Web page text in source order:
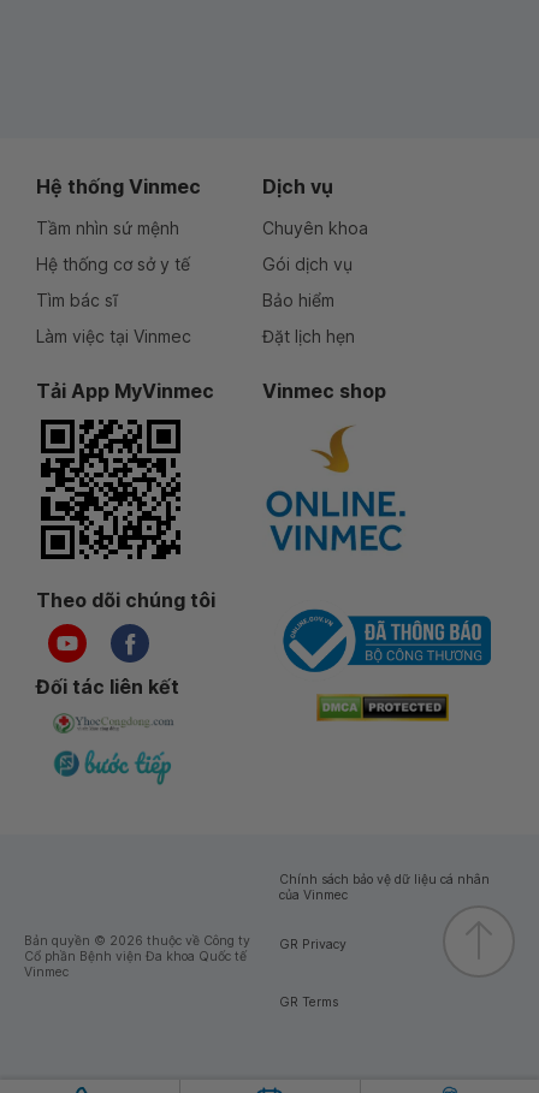
Hệ thống Vinmec
Tầm nhìn sứ mệnh
Hệ thống cơ sở y tế
Tìm bác sĩ
Làm việc tại Vinmec
Dịch vụ
Chuyên khoa
Gói dịch vụ
Bảo hiểm
Đặt lịch hẹn
Tải App MyVinmec Vinmec shop
Theo dõi chúng tôi
Đối tác liên kết
Bản quyền © 2026 thuộc về Công ty
Cổ phần Bệnh viện Đa khoa Quốc tế
Vinmec
Chính sách bảo vệ dữ liệu cá nhân
của Vinmec
GR Privacy
GR Terms